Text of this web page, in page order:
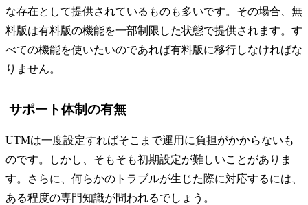
な存在として提供されているものも多いです。その場合、無
料版は有料版の機能を一部制限した状態で提供されます。す
べての機能を使いたいのであれば有料版に移行しなければな
りません。
サポート体制の有無
UTMは一度設定すればそこまで運用に負担がかからないも
のです。しかし、そもそも初期設定が難しいことがありま
す。さらに、何らかのトラブルが生じた際に対応するには、
ある程度の専門知識が問われるでしょう。